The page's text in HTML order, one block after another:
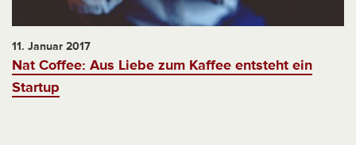
11. Januar 2017
Nat Coffee: Aus Liebe zum Kaffee entsteht ein
Startup